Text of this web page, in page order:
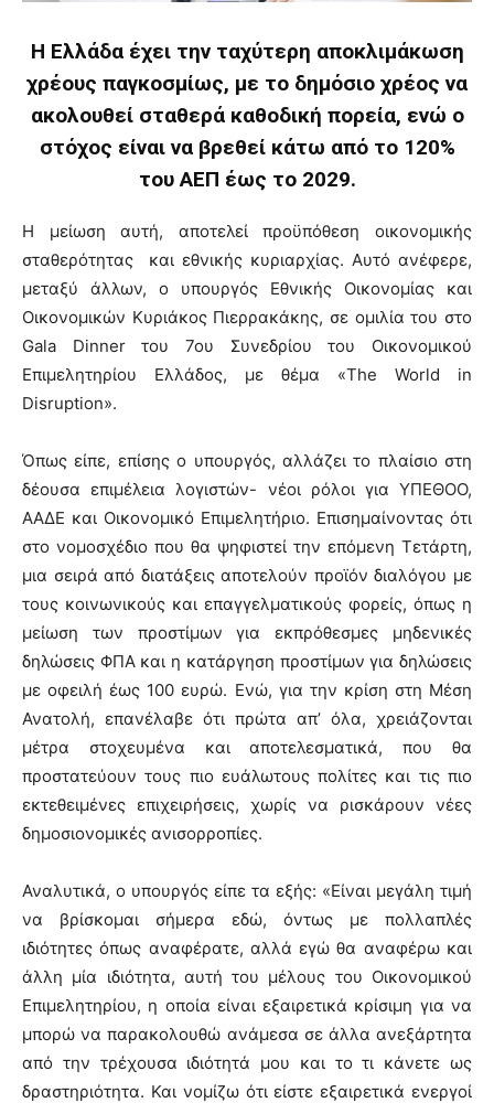
Η Ελλάδα έχει την ταχύτερη αποκλιμάκωση
χρέους παγκοσμίως, με το δημόσιο χρέος να
ακολουθεί σταθερά καθοδική πορεία, ενώ ο
στόχος είναι να βρεθεί κάτω από το 120%
του ΑΕΠ έως το 2029.
Η μείωση αυτή, αποτελεί προϋπόθεση οικονομικής
σταθερότητας και εθνικής κυριαρχίας. Αυτό ανέφερε,
μεταξύ άλλων, ο υπουργός Εθνικής Οικονομίας και
Οικονομικών Κυριάκος Πιερρακάκης, σε ομιλία του στο
Gala Dinner του 7ου Συνεδρίου του Οικονομικού
Επιμελητηρίου Ελλάδος, με θέμα «The World in
Disruption».
Όπως είπε, επίσης ο υπουργός, αλλάζει το πλαίσιο στη
δέουσα επιμέλεια λογιστών- νέοι ρόλοι για ΥΠΕΘΟΟ,
ΑΑΔΕ και Οικονομικό Επιμελητήριο. Επισημαίνοντας ότι
στο νομοσχέδιο που θα ψηφιστεί την επόμενη Τετάρτη,
μια σειρά από διατάξεις αποτελούν προϊόν διαλόγου με
τους κοινωνικούς και επαγγελματικούς φορείς, όπως η
μείωση των προστίμων για εκπρόθεσμες μηδενικές
δηλώσεις ΦΠΑ και η κατάργηση προστίμων για δηλώσεις
με οφειλή έως 100 ευρώ. Ενώ, για την κρίση στη Μέση
Ανατολή, επανέλαβε ότι πρώτα απ’ όλα, χρειάζονται
μέτρα στοχευμένα και αποτελεσματικά, που θα
προστατεύουν τους πιο ευάλωτους πολίτες και τις πιο
εκτεθειμένες επιχειρήσεις, χωρίς να ρισκάρουν νέες
δημοσιονομικές ανισορροπίες.
Αναλυτικά, ο υπουργός είπε τα εξής: «Είναι μεγάλη τιμή
να βρίσκομαι σήμερα εδώ, όντως με πολλαπλές
ιδιότητες όπως αναφέρατε, αλλά εγώ θα αναφέρω και
άλλη μία ιδιότητα, αυτή του μέλους του Οικονομικού
Επιμελητηρίου, η οποία είναι εξαιρετικά κρίσιμη για να
μπορώ να παρακολουθώ ανάμεσα σε άλλα ανεξάρτητα
από την τρέχουσα ιδιότητά μου και το τι κάνετε ως
δραστηριότητα. Και νομίζω ότι είστε εξαιρετικά ενεργοί